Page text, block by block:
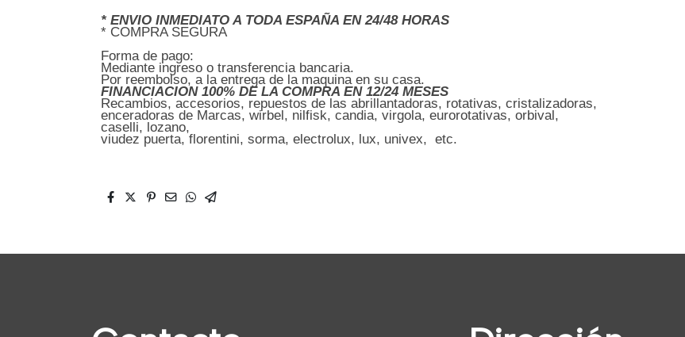
* ENVIO INMEDIATO A TODA ESPAÑA EN 24/48 HORAS
* COMPRA SEGURA
Forma de pago:
Mediante ingreso o transferencia bancaria.
Por reembolso, a la entrega de la maquina en su casa.
FINANCIACION 100% DE LA COMPRA EN 12/24 MESES
Recambios, accesorios, repuestos de las abrillantadoras, rotativas, cristalizadoras,
enceradoras de Marcas, wirbel, nilfisk, candia, virgola, eurorotativas, orbival,
caselli, lozano,
viudez puerta, florentini, sorma, electrolux, lux, univex, etc.